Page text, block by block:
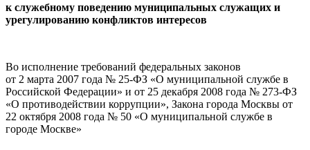
к служебному поведению муниципальных служащих и
урегулированию конфликтов интересов
Во исполнение требований федеральных законов
от 2 марта 2007 года № 25-ФЗ «О муниципальной службе в
Российской Федерации» и от 25 декабря 2008 года № 273-ФЗ
«О противодействии коррупции», Закона города Москвы от
22 октября 2008 года № 50 «О муниципальной службе в
городе Москве»